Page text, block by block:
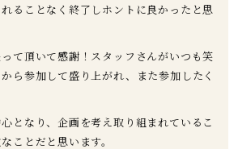
ることなく終了しホントに良かったと思
て頂いて感謝！スタッフさんがいつも笑
ら参加して盛り上がれ、また参加したく
となり、企画を考え取り組まれているこ
ことだと思います。